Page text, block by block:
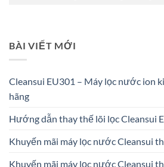
BÀI VIẾT MỚI
Cleansui EU301 – Máy lọc nước ion
hãng
Hướng dẫn thay thế lõi lọc Cleansui
Khuyến mãi máy lọc nước Cleansui
Khuyến mãi máy lọc nước Cleansui